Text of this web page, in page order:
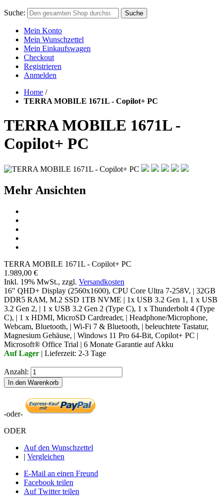
Suche: Suche
Mein Konto
Mein Wunschzettel
Mein Einkaufswagen
Checkout
Registrieren
Anmelden
Home /
TERRA MOBILE 1671L - Copilot+ PC
TERRA MOBILE 1671L -
Copilot+ PC
Mehr Ansichten
TERRA MOBILE 1671L - Copilot+ PC
1.989,00 €
Inkl. 19% MwSt., zzgl. Versandkosten
16" QHD+ Display (2560x1600), CPU Core Ultra 7-258V, | 32GB
DDR5 RAM, M.2 SSD 1TB NVME | 1x USB 3.2 Gen 1, 1 x USB
3.2 Gen 2, | 1 x USB 3.2 Gen 2 (Type C), 1 x Thunderbolt 4 (Type
C), | 1 x HDMI, MicroSD Cardreader, | Headphone/Microphone,
Webcam, Bluetooth, | Wi-Fi 7 & Bluetooth, | beleuchtete Tastatur,
Magnesium Gehäuse, | Windows 11 Pro 64-Bit, Copilot+ PC |
Microsoft® Office Trial | 6 Monate Garantie auf Akku
Auf Lager | Lieferzeit: 2-3 Tage
Anzahl:
In den Warenkorb
-oder-
ODER
Auf den Wunschzettel
| Vergleichen
E-Mail an einen Freund
Facebook teilen
Auf Twitter teilen